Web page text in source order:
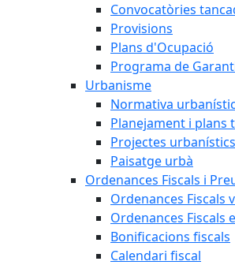
Convocatòries
Provisions
Plans d'Ocupació
Programa de
Urbanisme
Normativa
Planejament i plans
Projectes urbanístics
Paisatge urbà
Ordenances Fiscals i
Ordenances Fiscals
Ordenances Fiscals
Bonificacions fiscals
Calendari fiscal